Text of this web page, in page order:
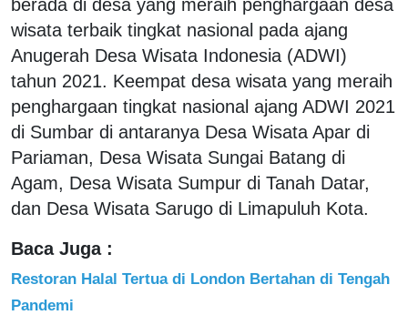
berada di desa yang meraih penghargaan desa
wisata terbaik tingkat nasional pada ajang
Anugerah Desa Wisata Indonesia (ADWI)
tahun 2021. Keempat desa wisata yang meraih
penghargaan tingkat nasional ajang ADWI 2021
di Sumbar di antaranya Desa Wisata Apar di
Pariaman, Desa Wisata Sungai Batang di
Agam, Desa Wisata Sumpur di Tanah Datar,
dan Desa Wisata Sarugo di Limapuluh Kota.
Baca Juga :
Restoran Halal Tertua di London Bertahan di Tengah
Pandemi